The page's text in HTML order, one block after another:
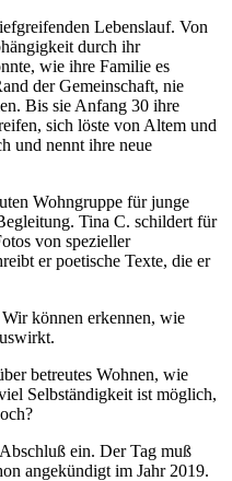
Lebenslauf. Von
durch ihr
wie ihre Familie es
der Gemeinschaft, nie
Bis sie Anfang 30 ihre
sich löste von Altem und
und nennt ihre neue
Wohngruppe für junge
Tina C. schildert für
von spezieller
er poetische Texte, die er
können erkennen, wie
betreutes Wohnen, wie
Selbständigkeit ist möglich,
ein. Der Tag muß
angekündigt im Jahr 2019.